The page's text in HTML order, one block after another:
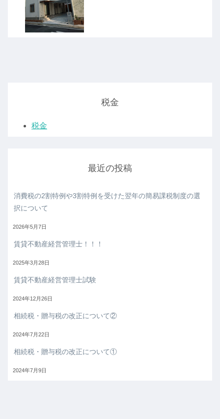
税金
税金
最近の投稿
消費税の2割特例や3割特例を受けた翌年の簡易課税制度の選
択について
2026年5月7日
賃貸不動産経営管理士！！！
2025年3月28日
賃貸不動産経営管理士試験
2024年12月26日
相続税・贈与税の改正について②
2024年7月22日
相続税・贈与税の改正について①
2024年7月9日